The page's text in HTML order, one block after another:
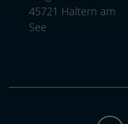
45721 , 4 5 7 2 1
Haltern am
See